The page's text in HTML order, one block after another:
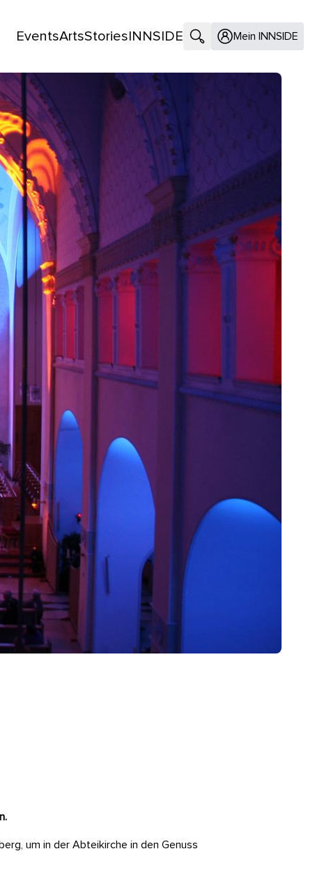
EventsArtsStories INNSIDE Suche öffnenMein INNSIDE
um in der Abteikirche in den Genuss